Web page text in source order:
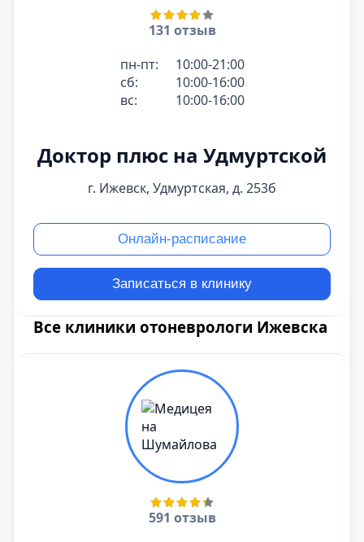
131 отзыв
пн-пт:
10:00-21:00
сб:
10:00-16:00
вс:
10:00-16:00
Доктор плюс на Удмуртской
г. Ижевск, Удмуртская, д. 253б
Онлайн-расписание
Записаться в клинику
Все клиники отоневрологи Ижевска
591 отзыв